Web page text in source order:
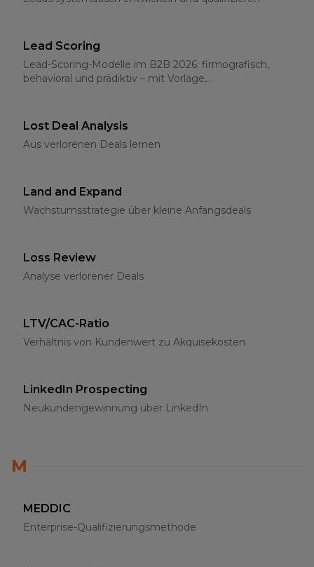
Lead Scoring
Lead-Scoring-Modelle im B2B 2026: firmografisch,
behavioral und prädiktiv – mit Vorlage,
Lost Deal Analysis
Aus verlorenen Deals lernen
Land and Expand
Wachstumsstrategie über kleine Anfangsdeals
Loss Review
Analyse verlorener Deals
LTV/CAC-Ratio
Verhältnis von Kundenwert zu Akquisekosten
LinkedIn Prospecting
Neukundengewinnung über LinkedIn
M
MEDDIC
Enterprise-Qualifizierungsmethode